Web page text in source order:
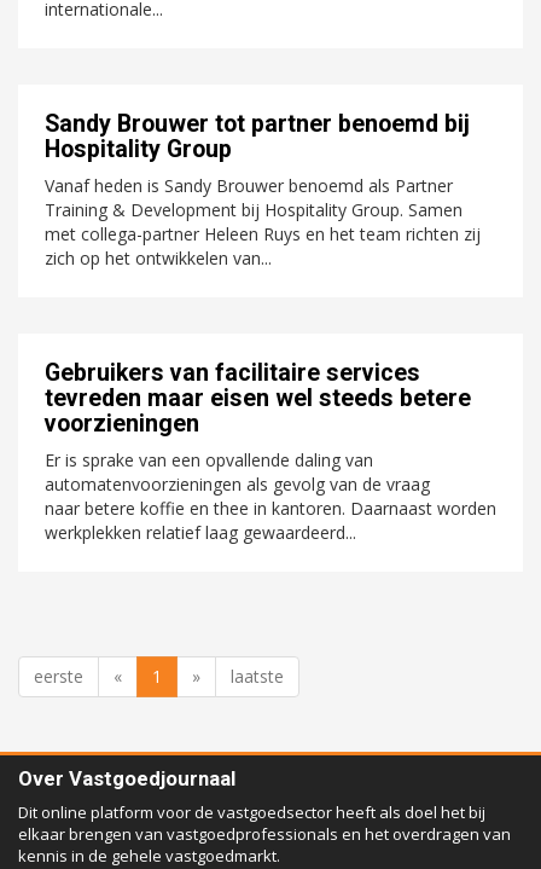
internationale...
Sandy Brouwer tot partner benoemd bij
Hospitality Group
Vanaf heden is Sandy Brouwer benoemd als Partner
Training & Development bij Hospitality Group. Samen
met collega-partner Heleen Ruys en het team richten zij
zich op het ontwikkelen van...
Gebruikers van facilitaire services
tevreden maar eisen wel steeds betere
voorzieningen
Er is sprake van een opvallende daling van
automatenvoorzieningen als gevolg van de vraag
naar betere koffie en thee in kantoren. Daarnaast worden
werkplekken relatief laag gewaardeerd...
eerste « 1 » laatste
Over Vastgoedjournaal
Dit online platform voor de vastgoedsector heeft als doel het bij
elkaar brengen van vastgoedprofessionals en het overdragen van
kennis in de gehele vastgoedmarkt.